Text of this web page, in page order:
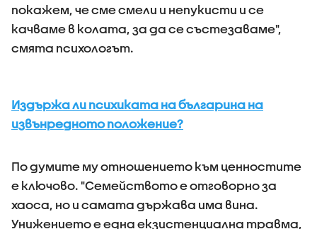
покажем, че сме смели и непукисти и се
качваме в колата, за да се състезаваме",
смята психологът.
Издържа ли психиката на българина на
извънредното положение?
По думите му отношението към ценностите
е ключово. "Семейството е отговорно за
хаоса, но и самата държава има вина.
Унижението е една екзистенциална травма,